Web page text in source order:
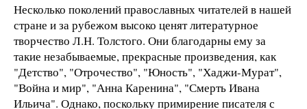
Несколько поколений православных читателей в нашей
стране и за рубежом высоко ценят литературное
творчество Л.Н. Толстого. Они благодарны ему за
такие незабываемые, прекрасные произведения, как
"Детство", "Отрочество", "Юность", "Хаджи-Мурат",
"Война и мир", "Анна Каренина", "Смерть Ивана
Ильича". Однако, поскольку примирение писателя с